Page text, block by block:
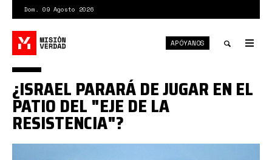
contenido
principal
Dom. 09 Agosto 2026
search
APÓYANOS
¿ISRAEL PARARÁ DE JUGAR EN EL
PATIO DEL "EJE DE LA
RESISTENCIA"?